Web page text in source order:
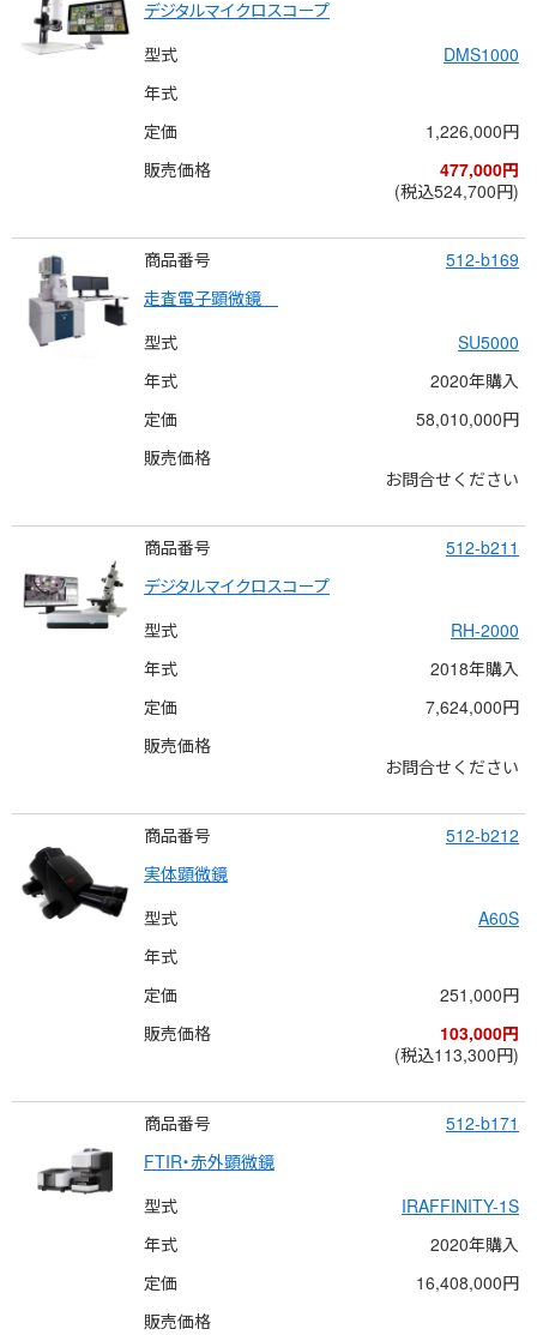
デジタルマイクロスコープ
型式
DMS1000
年式
定価
1,226,000円
販売価格
477,000円
(税込524,700円)
商品番号
512-b169
走査電子顕微鏡
型式
SU5000
年式
2020年購入
定価
58,010,000円
販売価格
お問合せください
商品番号
512-b211
デジタルマイクロスコープ
型式
RH-2000
年式
2018年購入
定価
7,624,000円
販売価格
お問合せください
商品番号
512-b212
実体顕微鏡
型式
A60S
年式
定価
251,000円
販売価格
103,000円
(税込113,300円)
商品番号
512-b171
FTIR・赤外顕微鏡
型式
IRAFFINITY-1S
年式
2020年購入
定価
16,408,000円
販売価格